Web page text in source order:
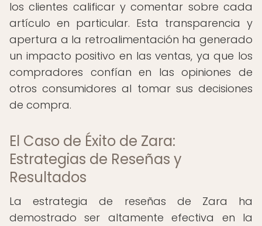
los clientes calificar y comentar sobre cada
artículo en particular. Esta transparencia y
apertura a la retroalimentación ha generado
un impacto positivo en las ventas, ya que los
compradores confían en las opiniones de
otros consumidores al tomar sus decisiones
de compra.
El Caso de Éxito de Zara:
Estrategias de Reseñas y
Resultados
La estrategia de reseñas de Zara ha
demostrado ser altamente efectiva en la